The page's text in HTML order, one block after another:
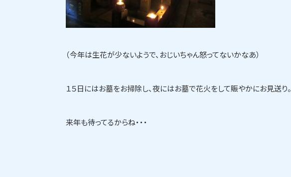
（今年は生花が少ないようで、おじいちゃん怒ってないかなあ）
１５日にはお墓をお掃除し、夜にはお墓で花火をして賑やかにお見送り。
来年も待ってるからね・・・